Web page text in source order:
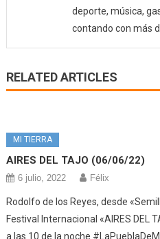
deporte, música,
contando con más
RELATED ARTICLES
MI TIERRA
AIRES DEL TAJO (06/06/22)
6 julio, 2022 Félix
Rodolfo de los Reyes, desde
Festival Internacional «AIRES DEL
a las 10 de la noche